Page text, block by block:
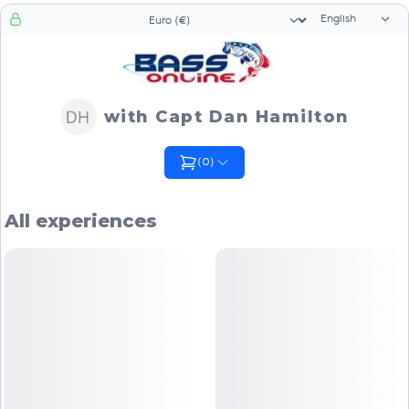
Currency selector Language
with Capt Dan Hamilton
(0)
All experiences